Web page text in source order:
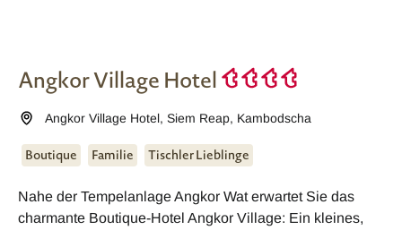
Angkor Village Hotel
Angkor Village Hotel,Siem Reap, Kambodscha
Boutique Familie Tischler Lieblinge
Nahe der Tempelanlage Angkor Wat erwartet Sie das
charmante Boutique-Hotel Angkor Village: Ein kleines,